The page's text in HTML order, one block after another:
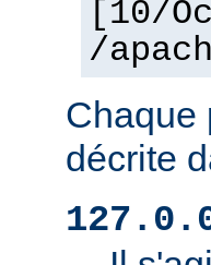
[10/
/
Chaque
décrite